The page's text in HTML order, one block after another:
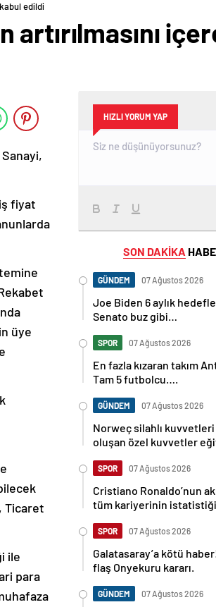
edildi
artırılmasını
fiyat
üye
Ticaret
ile
para
HIZLI YORUM YAP
SON DAKİKA
GÜNDEM 07 Ağustos 2026
Joe Biden 6 aylık
Senato buz gibi…
SPOR 07 Ağustos 2026
En fazla kızaran takım
Tam 5 futbolcu….
GÜNDEM 07 Ağustos 2026
Norweç silahlı kuvvetleri
oluşan özel kuvvetler
SPOR 07 Ağustos 2026
Cristiano Ronaldo’nun
tüm kariyerinin
SPOR 07 Ağustos 2026
Galatasaray’a kötü
flaş Onyekuru kararı.
GÜNDEM 07 Ağustos 2026